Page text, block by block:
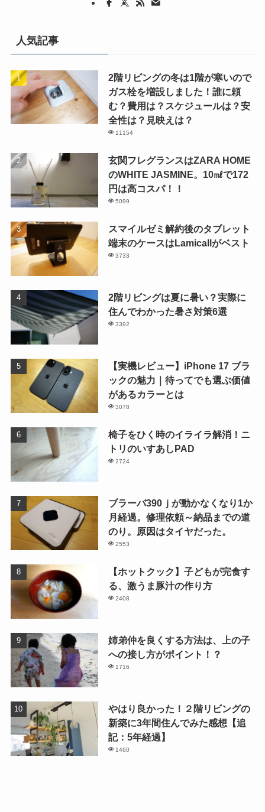
人気記事
2階リビングの冬は1階が寒いので
ガス栓を増設しました！誰に頼
む？費用は？スケジュールは？安
全性は？見映えは？
11154
玄関フレグランスはZARA HOME
のWHITE JASMINE。10㎖で172
円は高コスパ！！
5099
スマイルゼミ解約後のタブレット
端末のケースはLamicallがベスト
3733
2階リビングは夏に暑い？実際に
住んでわかった暑さ対策6選
3392
【実機レビュー】iPhone 17 ブラ
ックの魅力｜待ってでも選ぶ価値
があるカラーとは
3078
椅子をひく時のイライラ解消！ニ
トリのいすあしPAD
2724
ブラーバ390ｊが動かなくなり1か
月経過。修理依頼～納品までの道
のり。原因はタイヤだった。
2553
【ホットクック】子どもが完食す
る、激うま豚汁の作り方
2408
姉弟仲を良くする方法は、上の子
への接し方がポイント！？
1716
やはり良かった！２階リビングの
新築に3年間住んでみた感想【追
記：5年経過】
1460